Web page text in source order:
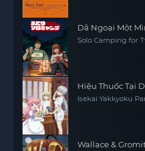
Dã Ngoại Một
Solo Camping for
Hiệu Thuốc Tại
Isekai Yakkyoku
Wallace &